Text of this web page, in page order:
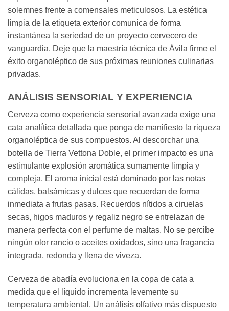
solemnes frente a comensales meticulosos. La estética
limpia de la etiqueta exterior comunica de forma
instantánea la seriedad de un proyecto cervecero de
vanguardia. Deje que la maestría técnica de Ávila firme el
éxito organoléptico de sus próximas reuniones culinarias
privadas.
ANÁLISIS SENSORIAL Y EXPERIENCIA
Cerveza como experiencia sensorial avanzada exige una
cata analítica detallada que ponga de manifiesto la riqueza
organoléptica de sus compuestos. Al descorchar una
botella de Tierra Vettona Doble, el primer impacto es una
estimulante explosión aromática sumamente limpia y
compleja. El aroma inicial está dominado por las notas
cálidas, balsámicas y dulces que recuerdan de forma
inmediata a frutas pasas. Recuerdos nítidos a ciruelas
secas, higos maduros y regaliz negro se entrelazan de
manera perfecta con el perfume de maltas. No se percibe
ningún olor rancio o aceites oxidados, sino una fragancia
integrada, redonda y llena de viveza.
Cerveza de abadía evoluciona en la copa de cata a
medida que el líquido incrementa levemente su
temperatura ambiental. Un análisis olfativo más dispuesto